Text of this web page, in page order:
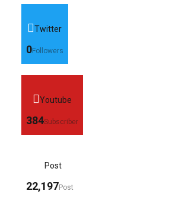
Twitter
0Followers
Youtube
384Subscriber
Post
22,197Post